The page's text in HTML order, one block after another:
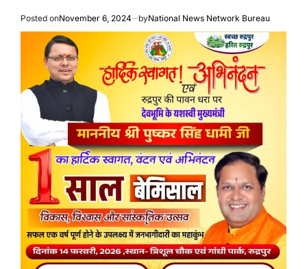
Posted onNovember 6, 2024 byNational News Network Bureau